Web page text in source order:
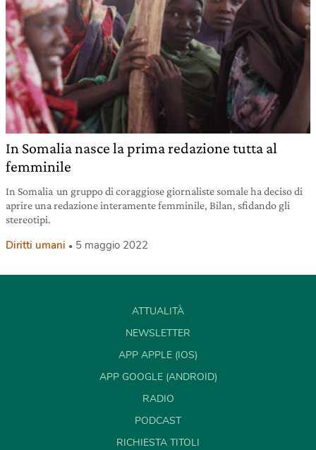
In Somalia nasce la prima redazione tutta al
femminile
In Somalia un gruppo di coraggiose giornaliste somale ha deciso di
aprire una redazione interamente femminile, Bilan, sfidando gli
stereotipi.
Diritti umani 5 maggio 2022
ATTUALITÀ
NEWSLETTER
APP APPLE (IOS)
APP GOOGLE (ANDROID)
RADIO
PODCAST
RICHIESTA TITOLI